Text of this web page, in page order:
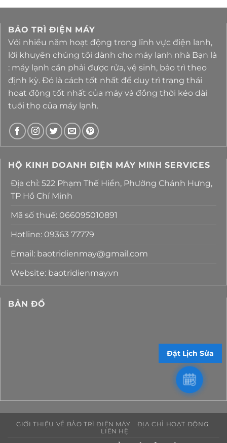
BẢO TRÌ ĐIỆN MÁY
Với nhiều năm hoạt động trong lĩnh vực điện lanh,
lời khuyên chúng tôi dành cho máy lạnh nhà Bạn là
: máy lạnh cần phải được rửa, vệ sinh, bảo trì theo
định kỳ. Đó là cách tốt nhất để duy trì trạng thái
hoạt động tốt nhất của máy và đồng thời kéo dài
tuổi thọ của máy lạnh.
HỘ KINH DOANH ĐIỆN MÁY MΙΝΗ SERVICES
Địa chỉ: 522 Phạm Thế Hiển, Phường Chánh Hưng,
TP Hồ Chí Minh
Mã số thuế: 066095010891
Hotline: 09363 77779
Email: baotridienmay@gmail.com
Website: baotridienmay.vn
BẢN ĐỒ
GIỚI THIỆU VỀ BẢO TRÌ ĐIỆN MÁY
ĐỊA CHỈ HOẠT ĐỘNG
LIÊN HỆ
Đặt Lịch Sửa